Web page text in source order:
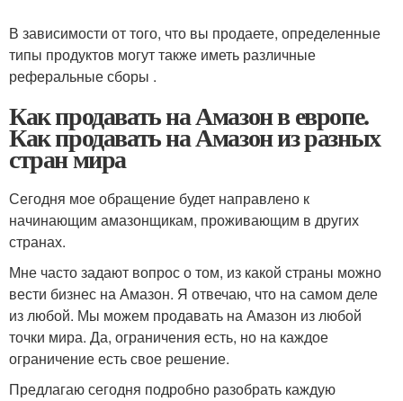
В зависимости от того, что вы продаете, определенные
типы продуктов могут также иметь различные
реферальные сборы .
Как продавать на Амазон в европе.
Как продавать на Амазон из разных
стран мира
Сегодня мое обращение будет направлено к
начинающим амазонщикам, проживающим в других
странах.
Мне часто задают вопрос о том, из какой страны можно
вести бизнес на Амазон. Я отвечаю, что на самом деле
из любой. Мы можем продавать на Амазон из любой
точки мира. Да, ограничения есть, но на каждое
ограничение есть свое решение.
Предлагаю сегодня подробно разобрать каждую